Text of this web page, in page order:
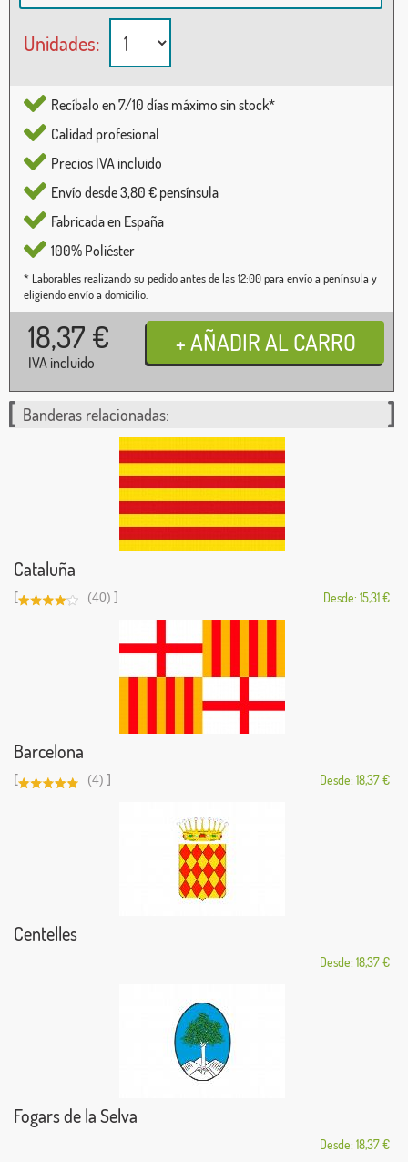
Unidades:
Recíbalo en 7/10 días máximo sin stock*
Calidad profesional
Precios IVA incluido
Envío desde 3,80 € pensínsula
Fabricada en España
100% Poliéster
* Laborables realizando su pedido antes de las 12:00 para envío a península y
eligiendo envío a domicilio.
18,37 €
IVA incluido
Banderas relacionadas:
Cataluña
[ (40) ] Desde: 15,31 €
Barcelona
[ (4) ] Desde: 18,37 €
Centelles
Desde: 18,37 €
Fogars de la Selva
Desde: 18,37 €